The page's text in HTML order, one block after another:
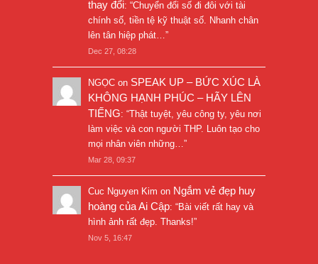
thay đổi: “Chuyển đổi số đi đôi với tài
chính số, tiền tệ kỹ thuật số. Nhanh chân
lên tân hiệp phát… ”
Dec 27, 08:28
NGỌC on SPEAK UP – BỨC XÚC LÀ
KHÔNG HẠNH PHÚC – HÃY LÊN
TIẾNG: “Thật tuyệt, yêu công ty, yêu nơi
làm việc và con người THP. Luôn tạo cho
mọi nhân viên những… ”
Mar 28, 09:37
Cuc Nguyen Kim on Ngắm vẻ đẹp huy
hoàng của Ai Cập: “Bài viết rất hay và
hình ảnh rất đẹp. Thanks!”
Nov 5, 16:47